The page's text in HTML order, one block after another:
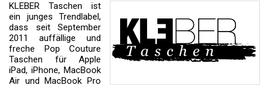
KLEBER Taschen ist
ein junges Trendlabel,
dass seit September
2011 auffällige und
freche Pop Couture
Taschen für Apple
iPad, iPhone, MacBook
Air und MacBook Pro